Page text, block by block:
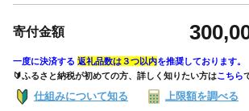
寄付金額
一度に決済する 返礼品数は３つ以内を推奨しております。
🔰ふるさと納税が初めての方、詳しく知りたい方はこちら
仕組みについて知る 上限額を調べる